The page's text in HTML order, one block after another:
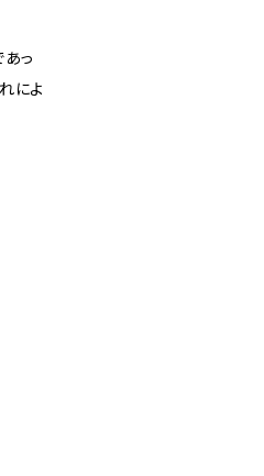
っ
によ